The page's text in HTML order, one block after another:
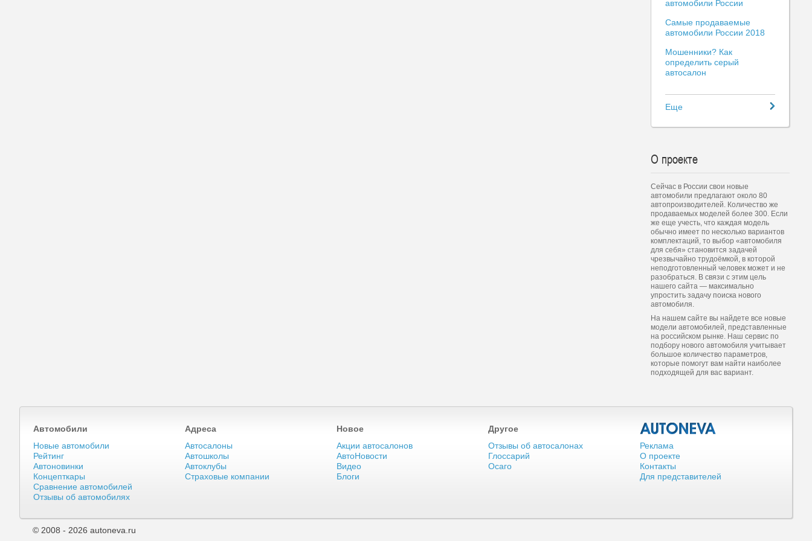
автомобили России
Самые продаваемые
автомобили России 2018
Мошенники? Как
определить серый
автосалон
Еще
О проекте
Сейчас в России свои новые
автомобили предлагают около 80
автопроизводителей. Количество же
продаваемых моделей более 300. Если
же еще учесть, что каждая модель
обычно имеет по несколько вариантов
комплектаций, то выбор «автомобиля
для себя» становится задачей
чрезвычайно трудоёмкой, в которой
неподготовленный человек может и не
разобраться. В связи с этим цель
нашего сайта — максимально
упростить задачу поиска нового
автомобиля.
На нашем сайте вы найдете все новые
модели автомобилей, представленные
на российском рынке. Наш сервис по
подбору нового автомобиля учитывает
большое количество параметров,
которые помогут вам найти наиболее
подходящей для вас вариант.
Автомобили Адреса Новое
Другое
Новые автомобили
Рейтинг
Автоновинки
Концепткары
Сравнение автомобилей
Отзывы об автомобилях
Автосалоны
Автошколы
Автоклубы
Страховые компании
Акции автосалонов
АвтоНовости
Видео
Блоги
Отзывы об автосалонах
Глоссарий
Осаго
Реклама
О проекте
Контакты
Для представителей
© 2008 - 2026 autoneva.ru